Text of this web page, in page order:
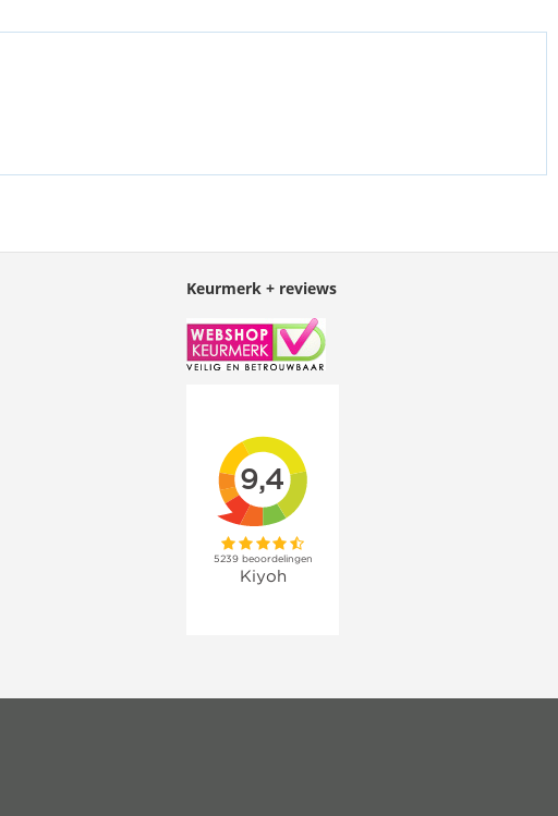
Keurmerk + reviews